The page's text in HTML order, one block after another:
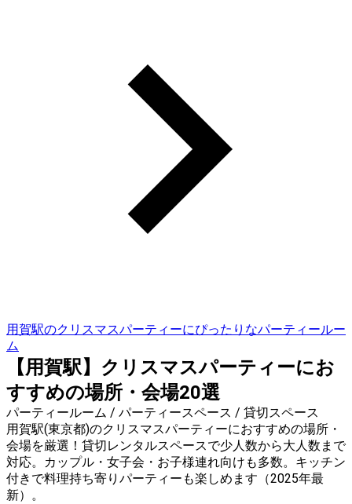
用賀駅のクリスマスパーティーにぴったりなパーティールー
ム
【用賀駅】クリスマスパーティーにお
すすめの場所・会場20選
パーティールーム / パーティースペース / 貸切スペース
用賀駅(東京都)のクリスマスパーティーにおすすめの場所・
会場を厳選！貸切レンタルスペースで少人数から大人数まで
対応。カップル・女子会・お子様連れ向けも多数。キッチン
付きで料理持ち寄りパーティーも楽しめます（2025年最
新）。